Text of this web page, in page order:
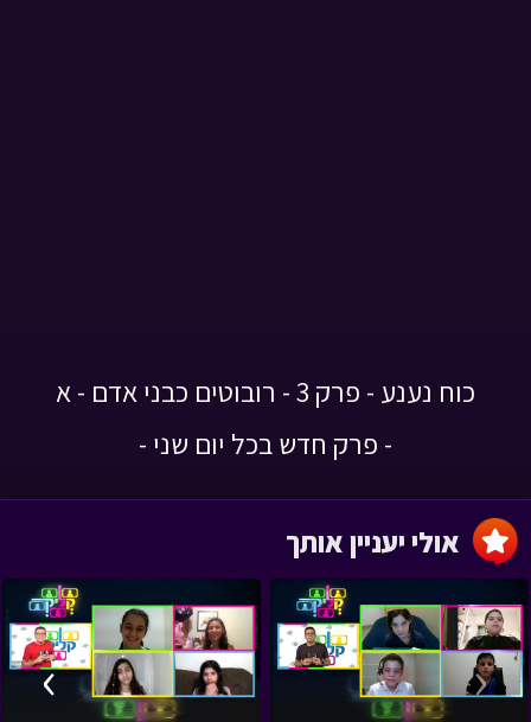
כוח נענע - פרק 3 - רובוטים כבני אדם - א
- פרק חדש בכל יום שני -
‹
›